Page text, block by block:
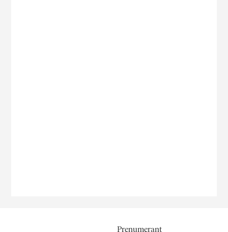
Prenumerant